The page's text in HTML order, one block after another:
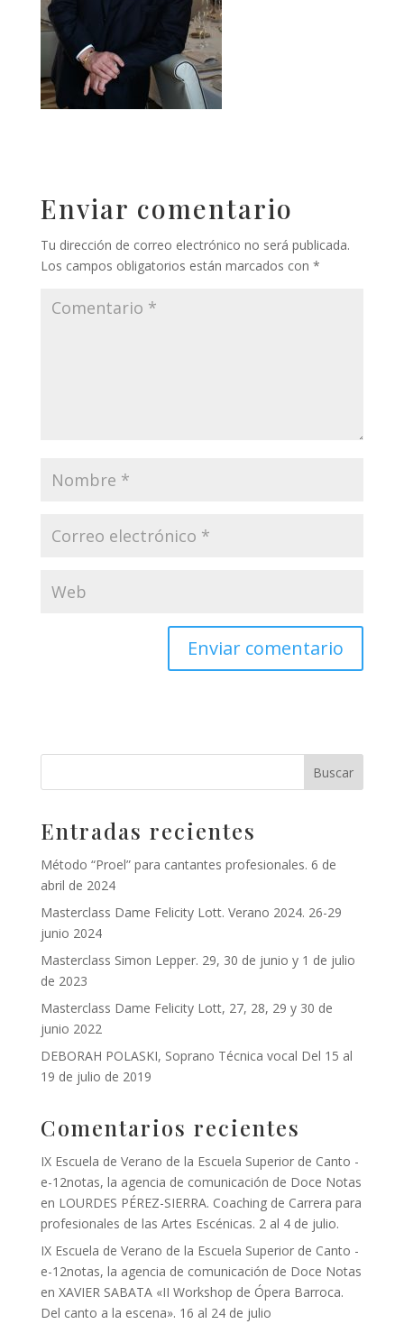
Enviar comentario
Tu dirección de correo electrónico no será publicada.
Los campos obligatorios están marcados con *
Entradas recientes
Método “Proel” para cantantes profesionales. 6 de
abril de 2024
Masterclass Dame Felicity Lott. Verano 2024. 26-29
junio 2024
Masterclass Simon Lepper. 29, 30 de junio y 1 de julio
de 2023
Masterclass Dame Felicity Lott, 27, 28, 29 y 30 de
junio 2022
DEBORAH POLASKI, Soprano Técnica vocal Del 15 al
19 de julio de 2019
Comentarios recientes
IX Escuela de Verano de la Escuela Superior de Canto -
e-12notas, la agencia de comunicación de Doce Notas
en LOURDES PÉREZ-SIERRA. Coaching de Carrera para
profesionales de las Artes Escénicas. 2 al 4 de julio.
IX Escuela de Verano de la Escuela Superior de Canto -
e-12notas, la agencia de comunicación de Doce Notas
en XAVIER SABATA «II Workshop de Ópera Barroca.
Del canto a la escena». 16 al 24 de julio